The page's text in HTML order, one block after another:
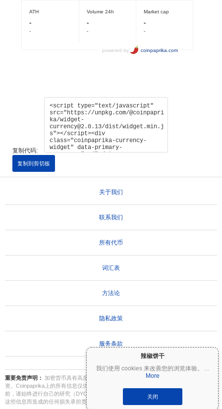
辣椒饼干
我们使用 cookies 来改善您的浏览体验。
...
More
关闭
复制代码:
复制到剪切板
关于我们
联系我们
所有代币
词汇表
方法论
隐私政策
服务条款
重要免责声明：
加密货币具有高度波动性，存在重大风险。您可能会损失部分或全部投
资。Coinpaprika上的所有信息仅供参考，不构成财务或投资建议。在做出投资决策之
前，请始终进行自己的研究（DYOR）并咨询合格的财务顾问。Coinpaprika不对因使用
这些信息而造成的任何损失承担责任。